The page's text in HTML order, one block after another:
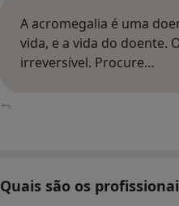
A acromegalia é uma
vida, e a vida do doente.
irreversível. Procure…
Quais são os